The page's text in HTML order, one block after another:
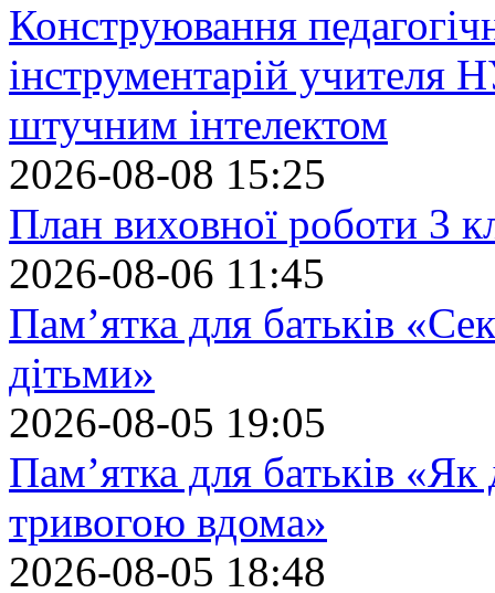
Конструювання
інструментарій учителя
штучним інтелектом
2026-08-08 15:25
План виховної роботи 3
2026-08-06 11:45
Пам’ятка для батьків
дітьми»
2026-08-05 19:05
Пам’ятка для батьків
тривогою вдома»
2026-08-05 18:48